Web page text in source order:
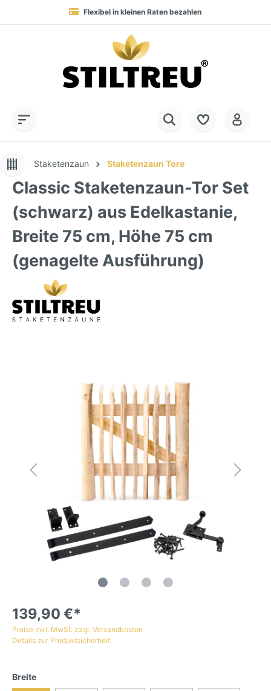
Flexibel in kleinen Raten bezahlen
Blitzversand in 1-3 Werktagen nach DE, AT & NL
+49 (0) 28 32 - 408 990 0
Dauerhaft hohe Warenverfügbarkeit
SSL-verschlüsselt online einkaufen
Staketenzaun Staketenzaun Tore
Classic Staketenzaun-Tor Set
(schwarz) aus Edelkastanie,
Breite 75 cm, Höhe 75 cm
(genagelte Ausführung)
139,90 €*
Preise inkl. MwSt. zzgl. Versandkosten
Details zur Produktsicherheit
Breite